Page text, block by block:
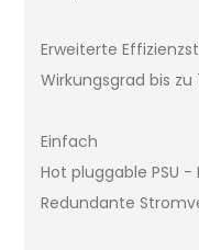
Erweiterte
Wirkungsgrad bis
Einfach
Hot pluggable PSU
Redundante